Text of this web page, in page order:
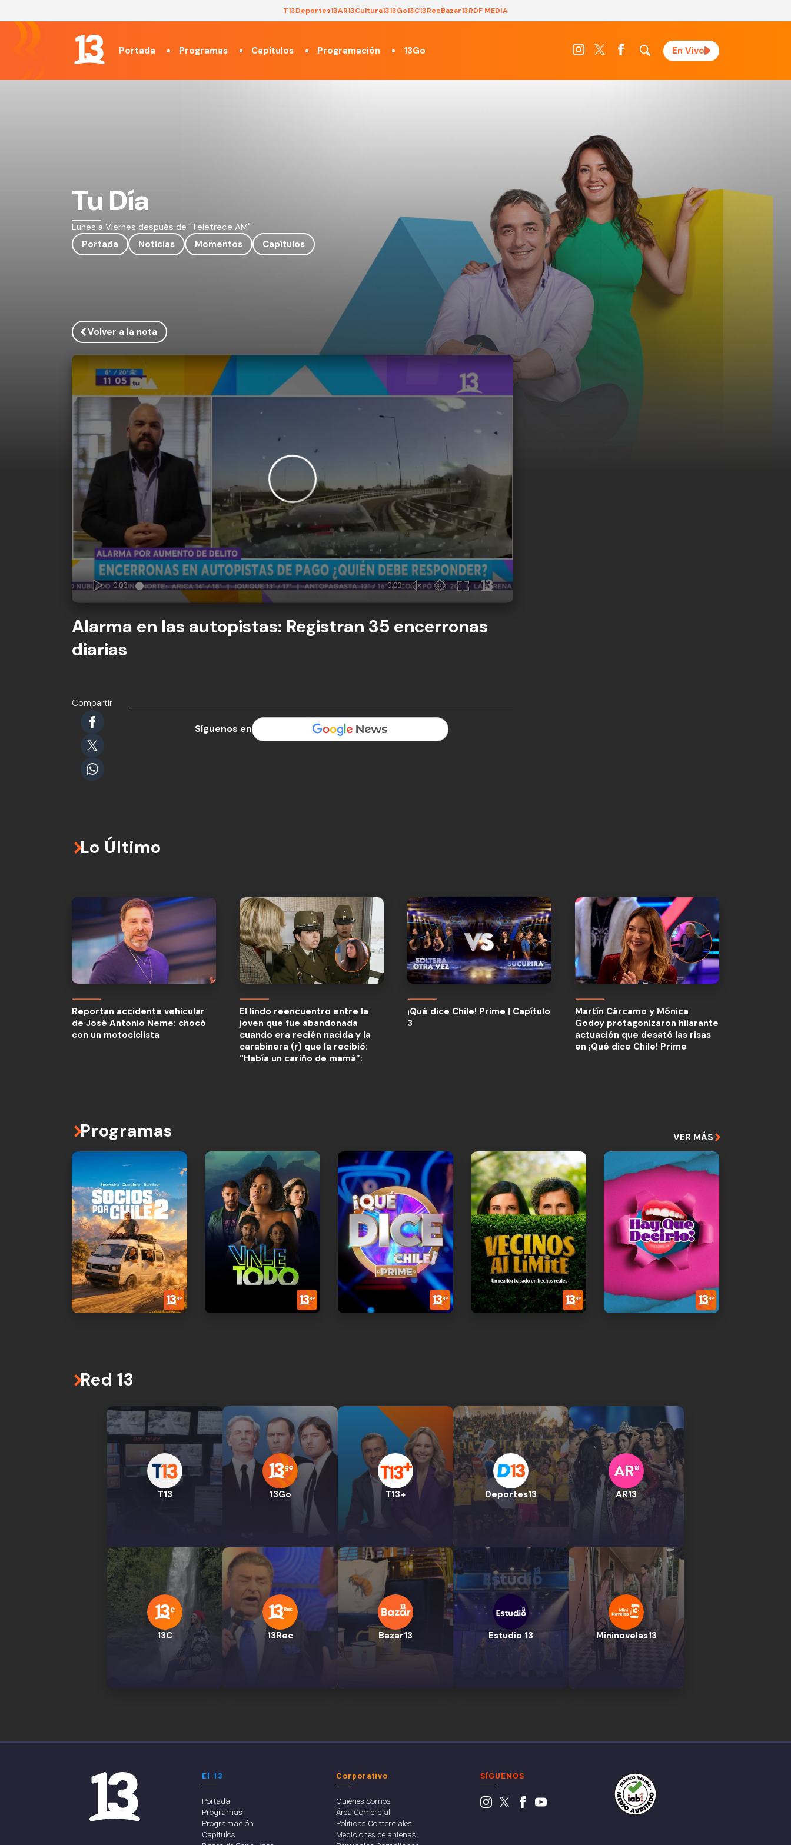
T13Deportes13AR13Cultura1313Go13C13RecBazar13RDF MEDIA
Portada Programas Capítulos Programación 13Go En Vivo
Tu Día
Lunes a Viernes después de "Teletrece AM"
Portada
Noticias Momentos Capítulos
Volver a la nota
Alarma en las autopistas: Registran 35 encerronas
diarias
Compartir
Síguenos en
Lo Último
Reportan accidente vehicular
de José Antonio Neme: chocó
con un motociclista
joven que fue abandonada
cuando era recién nacida y la
carabinera (r) que la recibió:
“Había un cariño de mamá”:
El lindo reencuentro entre la
joven que fue abandonada
cuando era recién nacida y la
carabinera (r) que la recibió:
“Había un cariño de mamá”:
3
¡Qué dice Chile! Prime | Capítulo
3
Godoy protagonizaron hilarante
actuación que desató las risas
en ¡Qué dice Chile! Prime
Martín Cárcamo y Mónica
Godoy protagonizaron hilarante
actuación que desató las risas
en ¡Qué dice Chile! Prime
Programas VER MÁS
Red 13
T13 13Go T13+ Deportes13 AR13
13C 13Rec Bazar13 Estudio 13 Mininovelas13
El 13
Portada
Programas
Programación
Capítulos
Corporativo
Quiénes Somos
Área Comercial
Políticas Comerciales
Mediciones de antenas
SÍGUENOS